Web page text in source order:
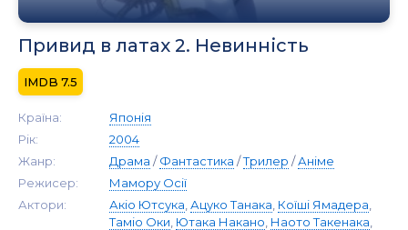
Привид в латах 2. Невинність
7.5
Країна:
Японія
Рік:
2004
Жанр:
Драма /Фантастика /Трилер /Аніме
Режисер:
Мамору Осії
Актори:
Акіо Ютсука Ацуко Танака Коїші Ямадера
Таміо Оки Ютака Накано Наото Такенака